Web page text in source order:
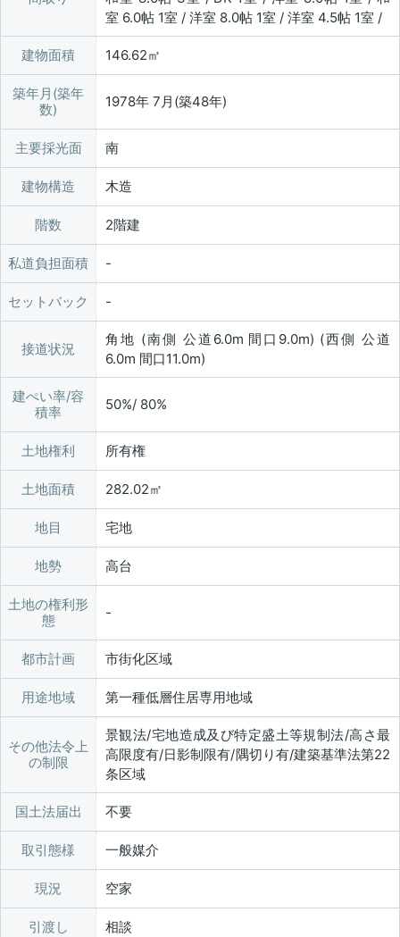
室 6.0帖 1室 / 洋室 8.0帖 1室 / 洋室 4.5帖 1室 /
建物面積 146.62㎡
築年月(築年
数)
1978年 7月(築48年)
主要採光面 南
建物構造 木造
階数 2階建
私道負担面積
セットバック
接道状況
角地 (南側 公道6.0m 間口9.0m) (西側 公道
6.0m 間口11.0m)
建ぺい率/容
積率
50%/ 80%
土地権利 所有権
土地面積 282.02㎡
地目 宅地
地勢 高台
土地の権利形
態
都市計画 市街化区域
用途地域 第一種低層住居専用地域
その他法令上
の制限
景観法/宅地造成及び特定盛土等規制法/高さ最
高限度有/日影制限有/隅切り有/建築基準法第22
条区域
国土法届出 不要
取引態様 一般媒介
現況 空家
引渡し 相談